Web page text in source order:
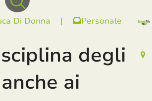
Di Donna | Personale
degli
ai